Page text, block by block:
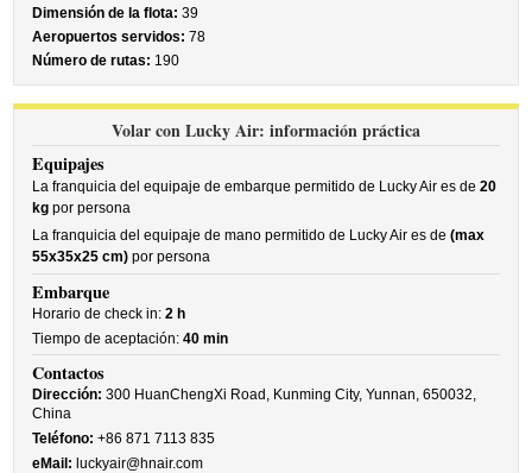
Dimensión de la flota: 39
Aeropuertos servidos: 78
Número de rutas: 190
Volar con Lucky Air: información práctica
Equipajes
La franquicia del equipaje de embarque permitido de Lucky Air es de20
kg por persona
La franquicia del equipaje de mano permitido de Lucky Air es de(max
55x35x25 cm) por persona
Embarque
Horario de check in:2 h
Tiempo de aceptación:40 min
Contactos
Dirección: 300 HuanChengXi Road, Kunming City, Yunnan, 650032,
China
Teléfono: +86 871 7113 835
eMail: luckyair@hnair.com